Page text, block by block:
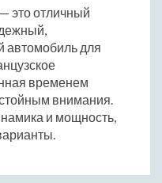
это отличный
автомобиль для
временем
внимания.
и мощность,